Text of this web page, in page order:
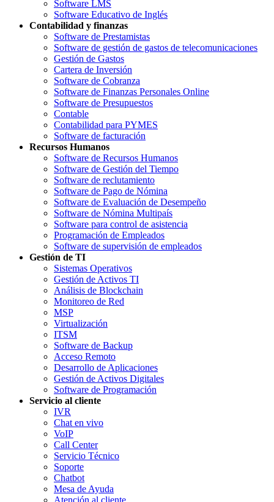
Software LMS
Software Educativo de Inglés
Contabilidad y finanzas
Software de Prestamistas
Software de gestión de gastos de telecomunicaciones
Gestión de Gastos
Cartera de Inversión
Software de Cobranza
Software de Finanzas Personales Online
Software de Presupuestos
Contable
Contabilidad para PYMES
Software de facturación
Recursos Humanos
Software de Recursos Humanos
Software de Gestión del Tiempo
Software de reclutamiento
Software de Pago de Nómina
Software de Evaluación de Desempeño
Software de Nómina Multipaís
Software para control de asistencia
Programación de Empleados
Software de supervisión de empleados
Gestión de TI
Sistemas Operativos
Gestión de Activos TI
Análisis de Blockchain
Monitoreo de Red
MSP
Virtualización
ITSM
Software de Backup
Acceso Remoto
Desarrollo de Aplicaciones
Gestión de Activos Digitales
Software de Programación
Servicio al cliente
IVR
Chat en vivo
VoIP
Call Center
Servicio Técnico
Soporte
Chatbot
Mesa de Ayuda
Atención al cliente